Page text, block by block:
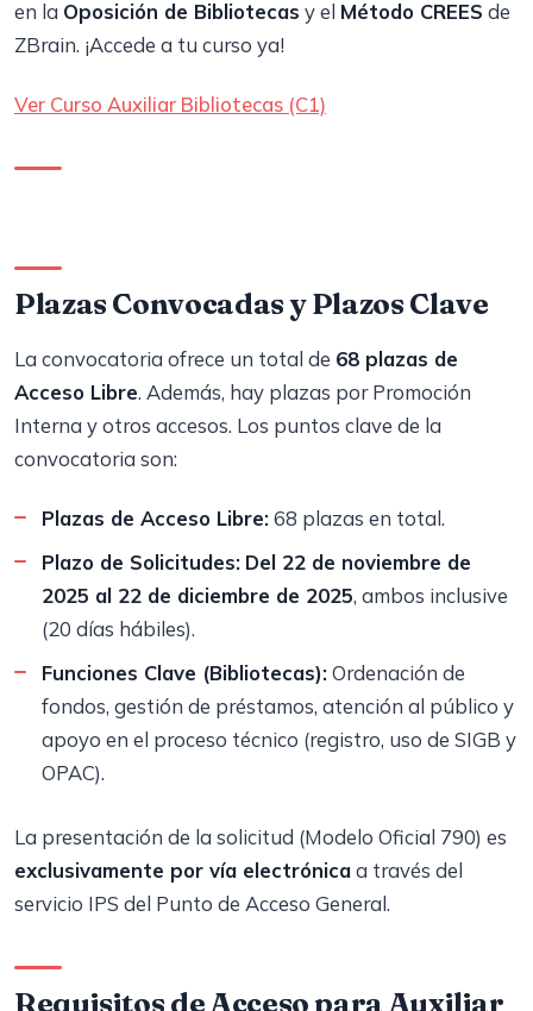
en la Oposición de Bibliotecas y el Método CREES de
ZBrain. ¡Accede a tu curso ya!
Ver Curso Auxiliar Bibliotecas (C1)
Plazas Convocadas y Plazos Clave
La convocatoria ofrece un total de 68 plazas de
Acceso Libre. Además, hay plazas por Promoción
Interna y otros accesos. Los puntos clave de la
convocatoria son:
Plazas de Acceso Libre: 68 plazas en total.
Plazo de Solicitudes: Del 22 de noviembre de
2025 al 22 de diciembre de 2025, ambos inclusive
(20 días hábiles).
Funciones Clave (Bibliotecas): Ordenación de
fondos, gestión de préstamos, atención al público y
apoyo en el proceso técnico (registro, uso de SIGB y
OPAC).
La presentación de la solicitud (Modelo Oficial 790) es
exclusivamente por vía electrónicaa través del
servicio IPS del Punto de Acceso General.
Requisitos de Acceso para Auxiliar